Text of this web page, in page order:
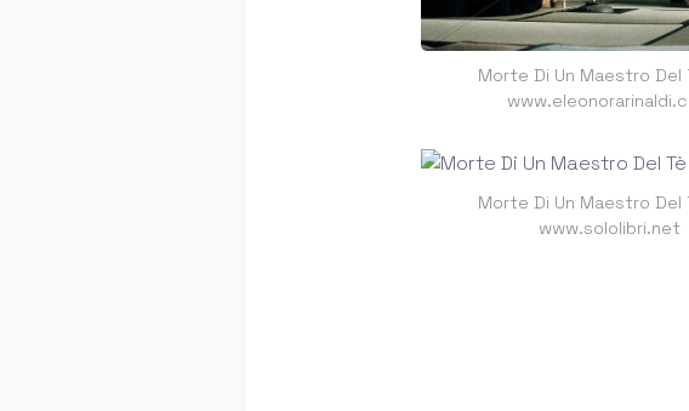
Morte Di Un Maestro Del
Morte Di Un Maestro Del
www.sololibri.net